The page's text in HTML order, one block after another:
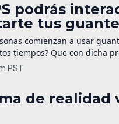
podrás
tus
comienzan a usar
tiempos? Que con dicha
Kickstarter hay una
PST
de